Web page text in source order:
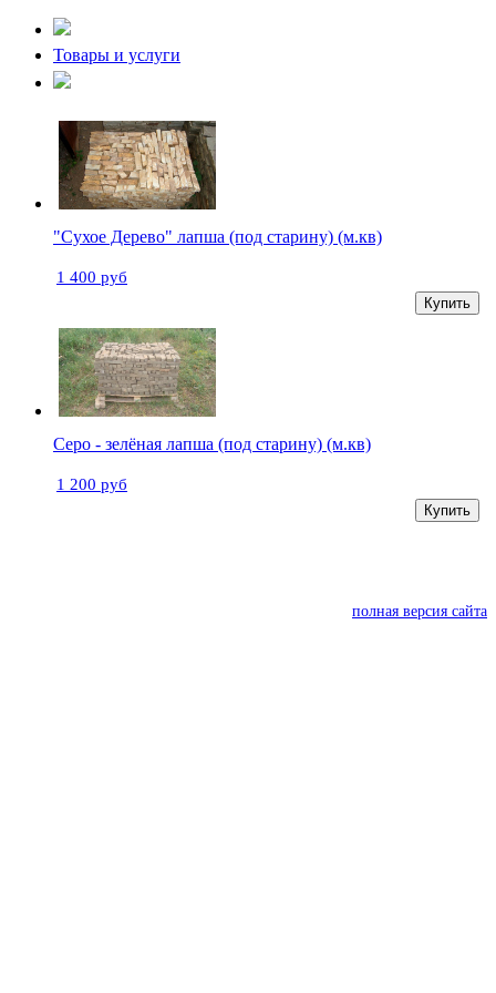
Товары и услуги
"Сухое Дерево" лапша (под старину) (м.кв)
1 400 руб
Купить
Серо - зелёная лапша (под старину) (м.кв)
1 200 руб
Купить
полная версия сайта